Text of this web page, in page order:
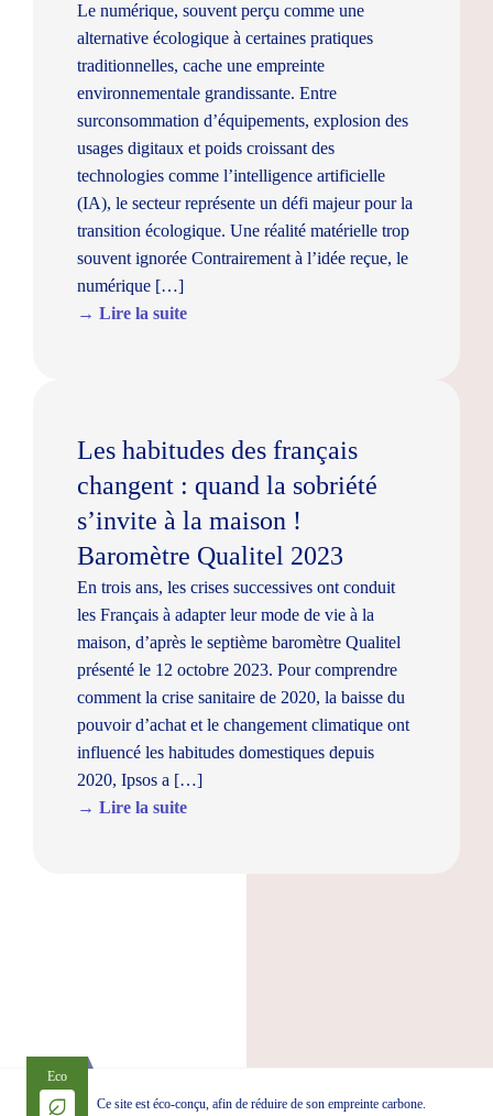
Le numérique, souvent perçu comme une
alternative écologique à certaines pratiques
traditionnelles, cache une empreinte
environnementale grandissante. Entre
surconsommation d’équipements, explosion des
usages digitaux et poids croissant des
technologies comme l’intelligence artificielle
(IA), le secteur représente un défi majeur pour la
transition écologique. Une réalité matérielle trop
souvent ignorée Contrairement à l’idée reçue, le
numérique […]
→ Lire la suite
Les habitudes des français
changent : quand la sobriété
s’invite à la maison !
Baromètre Qualitel 2023
En trois ans, les crises successives ont conduit
les Français à adapter leur mode de vie à la
maison, d’après le septième baromètre Qualitel
présenté le 12 octobre 2023. Pour comprendre
comment la crise sanitaire de 2020, la baisse du
pouvoir d’achat et le changement climatique ont
influencé les habitudes domestiques depuis
2020, Ipsos a […]
→ Lire la suite
Eco
Ce site est éco-conçu, afin de réduire de son empreinte carbone.